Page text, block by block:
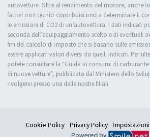
autovetture. Oltre al rendimento del motore, anche
fattori non tecnici contribuiscono a determinare il
le emissioni di CO2 di un’autovettura. I dati indicati
seconda dell’equipaggiamento scelto e di eventuali
fini del calcolo di imposte che si basano sulle
essere applicati valori diversi da quelli indicati. Per
potete consultare la “Guida ai consumi di carburante
di nuove vetture”, pubblicata dal Ministero dello
rivolgervi presso una delle nostre filiali.
Cookie Policy Privacy Policy
Powered by